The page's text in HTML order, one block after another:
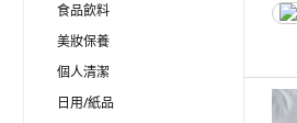
食品飲料
美妝保養
個人清潔
日用/紙品